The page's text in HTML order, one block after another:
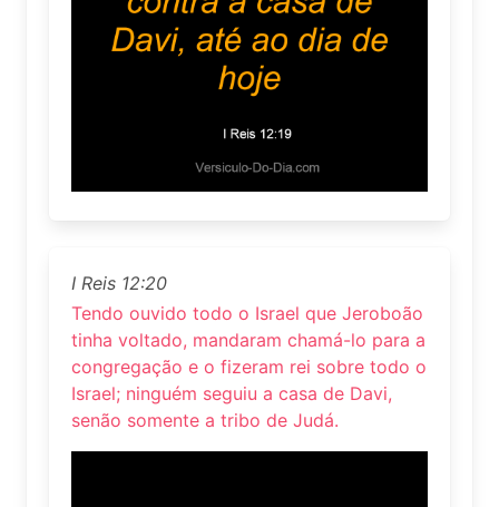
I Reis 12:20
Tendo ouvido todo o Israel que Jeroboão
tinha voltado, mandaram chamá-lo para a
congregação e o fizeram rei sobre todo o
Israel; ninguém seguiu a casa de Davi,
senão somente a tribo de Judá.